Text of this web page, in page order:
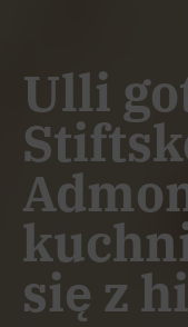
Ulli
się z